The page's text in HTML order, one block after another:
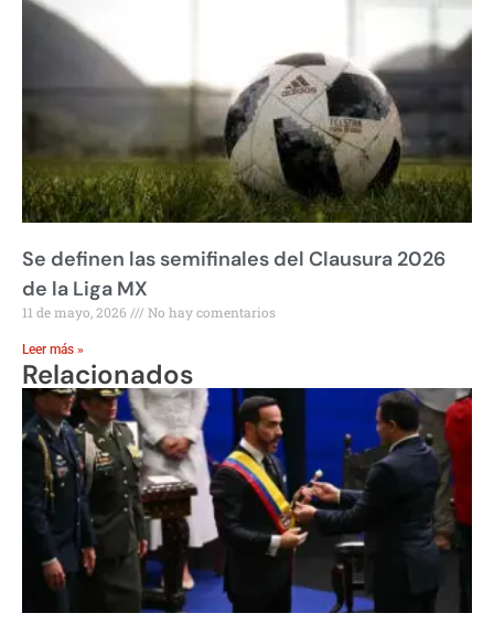
Se definen las semifinales del Clausura 2026
de la Liga MX
11 de mayo, 2026 No hay comentarios
Leer más »
Relacionados